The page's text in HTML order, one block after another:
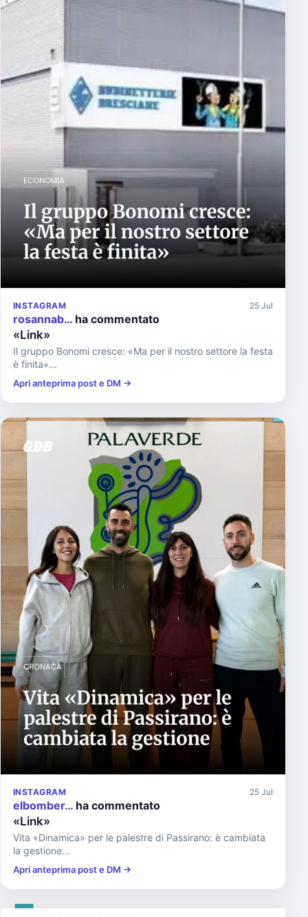
INSTAGRAM 25 Jul
rosannab… ha commentato
«Link»
Il gruppo Bonomi cresce: «Ma per il nostro settore la festa
è finita»...
Apri anteprima post e DM →
INSTAGRAM 25 Jul
elbomber… ha commentato
«Link»
Vita «Dinamica» per le palestre di Passirano: è cambiata
la gestione...
Apri anteprima post e DM →